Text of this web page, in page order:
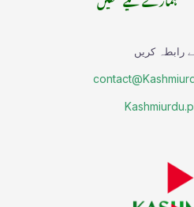
رابطہ کریں